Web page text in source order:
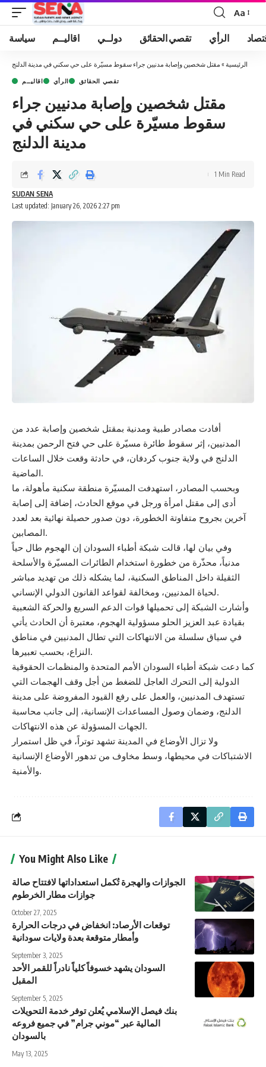
Font
Resizer
Aa
سياسة اقاليــم دولــي تقصي الحقائق الرأي
الرئيسية » مقتل شخصين وإصابة مدنيين جراء سقوط مسيّرة على حي سكني في مدينة الدلنج
اقاليــم الرأي تقصي الحقائق
مقتل شخصين وإصابة مدنيين جراء
سقوط مسيّرة على حي سكني في
مدينة الدلنج
Last updated: January 26, 2026 2:27 pm
SUDAN SENA
1 Min Read
أفادت مصادر طبية ومدنية بمقتل شخصين وإصابة عدد من
المدنيين، إثر سقوط طائرة مسيّرة على حي فتح الرحمن بمدينة
الدلنج في ولاية جنوب كردفان، في حادثة وقعت خلال الساعات
الماضية.
وبحسب المصادر، استهدفت المسيّرة منطقة سكنية مأهولة، ما
أدى إلى مقتل امرأة ورجل في موقع الحادث، إضافة إلى إصابة
آخرين بجروح متفاوتة الخطورة، دون صدور حصيلة نهائية بعد لعدد
المصابين.
وفي بيان لها، قالت شبكة أطباء السودان إن الهجوم طال حياً
مدنياً، محذّرة من خطورة استخدام الطائرات المسيّرة والأسلحة
الثقيلة داخل المناطق السكنية، لما يشكله ذلك من تهديد مباشر
لحياة المدنيين، ومخالفة لقواعد القانون الدولي الإنساني.
وأشارت الشبكة إلى تحميلها قوات الدعم السريع والحركة الشعبية
بقيادة عبد العزيز الحلو مسؤولية الهجوم، معتبرة أن الحادث يأتي
في سياق سلسلة من الانتهاكات التي تطال المدنيين في مناطق
النزاع، بحسب تعبيرها.
كما دعت شبكة أطباء السودان الأمم المتحدة والمنظمات الحقوقية
الدولية إلى التحرك العاجل للضغط من أجل وقف الهجمات التي
تستهدف المدنيين، والعمل على رفع القيود المفروضة على مدينة
الدلنج، وضمان وصول المساعدات الإنسانية، إلى جانب محاسبة
الجهات المسؤولة عن هذه الانتهاكات.
ولا تزال الأوضاع في المدينة تشهد توتراً، في ظل استمرار
الاشتباكات في محيطها، وسط مخاوف من تدهور الأوضاع الإنسانية
والأمنية.
You Might Also Like
الجوازات والهجرة تُكمل استعداداتها لافتتاح صالة
جوازات مطار الخرطوم
October 27, 2025
توقعات الأرصاد: انخفاض في درجات الحرارة
وأمطار متوقعة بعدة ولايات سودانية
September 3, 2025
السودان يشهد خسوفاً كلياً نادراً للقمر الأحد
المقبل
September 5, 2025
بنك فيصل الإسلامي يُعلن توفر خدمة التحويلات
المالية عبر “موني جرام” في جميع فروعه
بالسودان
May 13, 2025